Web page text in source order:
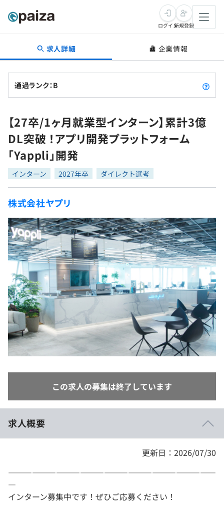
転職・キャリア
転職成功ガイド
転職エージェント
インタビュー
転職成功ガイド
新卒就活
求人検索
本選考
インターン
新卒エージェント
イベント・セミナー
インタビュー
就活成功ガイド
学習
問題集
4択課題
ナレッジ
リファレンス
プラン
個人向けプラン
法人向けプラン
学校向けプラン
プログラミング言語
評価結果一覧
再チャレンジ結果一覧
ゲーム・マンガ
Tech Team Journal
paiza times
note
paizaとは？
ログイン新規登録
求人詳細 企業情報
通過ランク：B
【27卒/1ヶ月就業型インターン】累計3億
DL突破 ！アプリ開発プラットフォーム
「Yappli」開発
インターン 2027年卒 ダイレクト選考
株式会社ヤプリ
この求人の募集は終了しています
求人概要
更新日：2026/07/30
――――――――――――――――――――――――――
―
インターン募集中です！ぜひご応募ください！